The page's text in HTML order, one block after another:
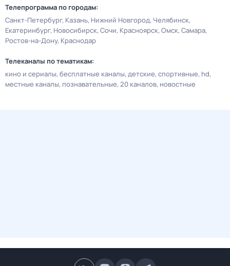
Телепрограмма по городам:
Санкт-Петербург Казань Нижний Новгород Челябинск
Екатеринбург Новосибирск Сочи Красноярск Омск Самара
Ростов-на-Дону Краснодар
Телеканалы по тематикам:
кино и сериалы бесплатные каналы детские спортивные hd
местные каналы познавательные 20 каналов новостные